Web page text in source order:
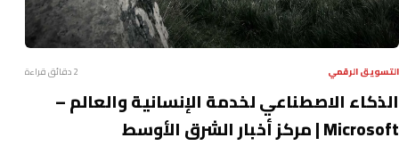
التسويق الرقمي 2 دقائق قراءة
الذكاء الاصطناعي لخدمة الإنسانية والعالم –
Microsoft | مركز أخبار الشرق الأوسط